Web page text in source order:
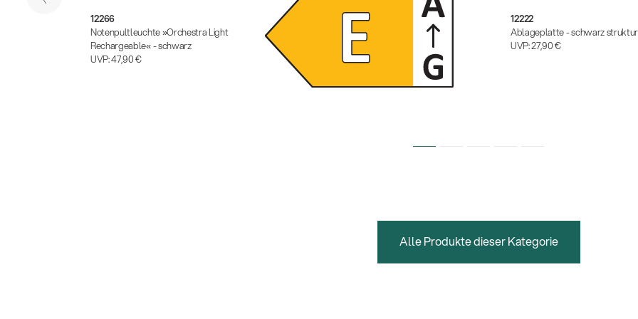
12266
Notenpultleuchte »Orchestra Light
Rechargeable« - schwarz
UVP:47,90 €
Dimmbares LED-Leuchtmittel
12222
Ablageplatte - schwarz struktur
UVP:27,90 €
Alle Produkte dieser Kategorie